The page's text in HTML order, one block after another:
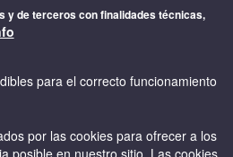
y de terceros con finalidades técnicas,
para el correcto funcionamiento
por las cookies para ofrecer a los
posible en nuestro sitio. Las cookies